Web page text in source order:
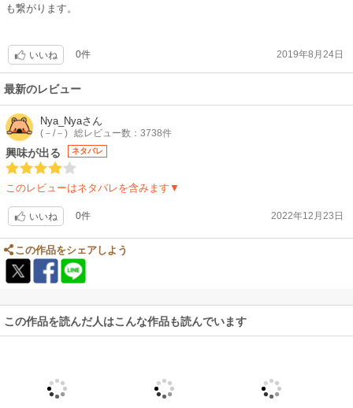
も繋がります。
いいね 0件 2019年8月24日
最新のレビュー
Nya_Nyaさん
(－/－) 総レビュー数：3738件
興味が出る ネタバレ
このレビューはネタバレを含みます▼
いいね 0件 2022年12月23日
この作品をシェアしよう
この作品を読んだ人はこんな作品も読んでいます